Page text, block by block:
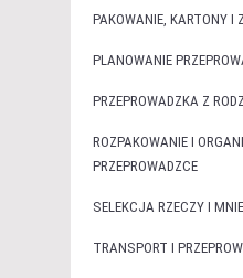
PAKOWANIE, KARTONY I
PLANOWANIE
PRZEPROWADZKA Z
ROZPAKOWANIE I
PRZEPROWADZCE
SELEKCJA RZECZY I
TRANSPORT I